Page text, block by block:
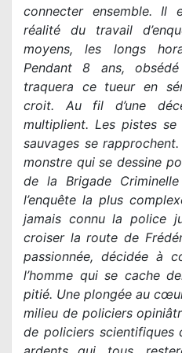
connecter ensemble.
réalité du travail
moyens, les longs
Pendant 8 ans,
traquera ce tueur en
croit. Au fil d’une
multiplient. Les pistes
sauvages se
monstre qui se dessine
de la Brigade
l’enquête la plus
jamais connu la police
croiser la route de
passionnée, décidée à
l’homme qui se cache
pitié. Une plongée au
milieu de policiers
de policiers scientifiques